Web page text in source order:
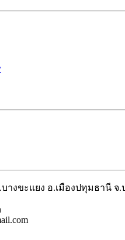
บางขะแยง อ.เมืองปทุมธานี จ.